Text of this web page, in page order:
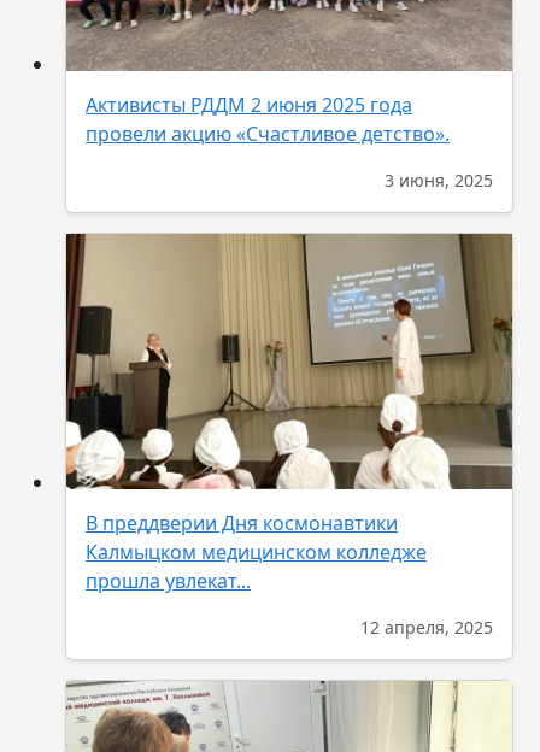
Активисты РДДМ 2 июня 2025 года
провели акцию «Счастливое детство».
3 июня, 2025
В преддверии Дня космонавтики
Калмыцком медицинском колледже
прошла увлекат...
12 апреля, 2025